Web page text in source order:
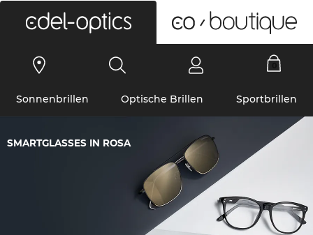
Sonnenbrillen Optische Brillen Sportbrillen
SMARTGLASSES IN ROSA